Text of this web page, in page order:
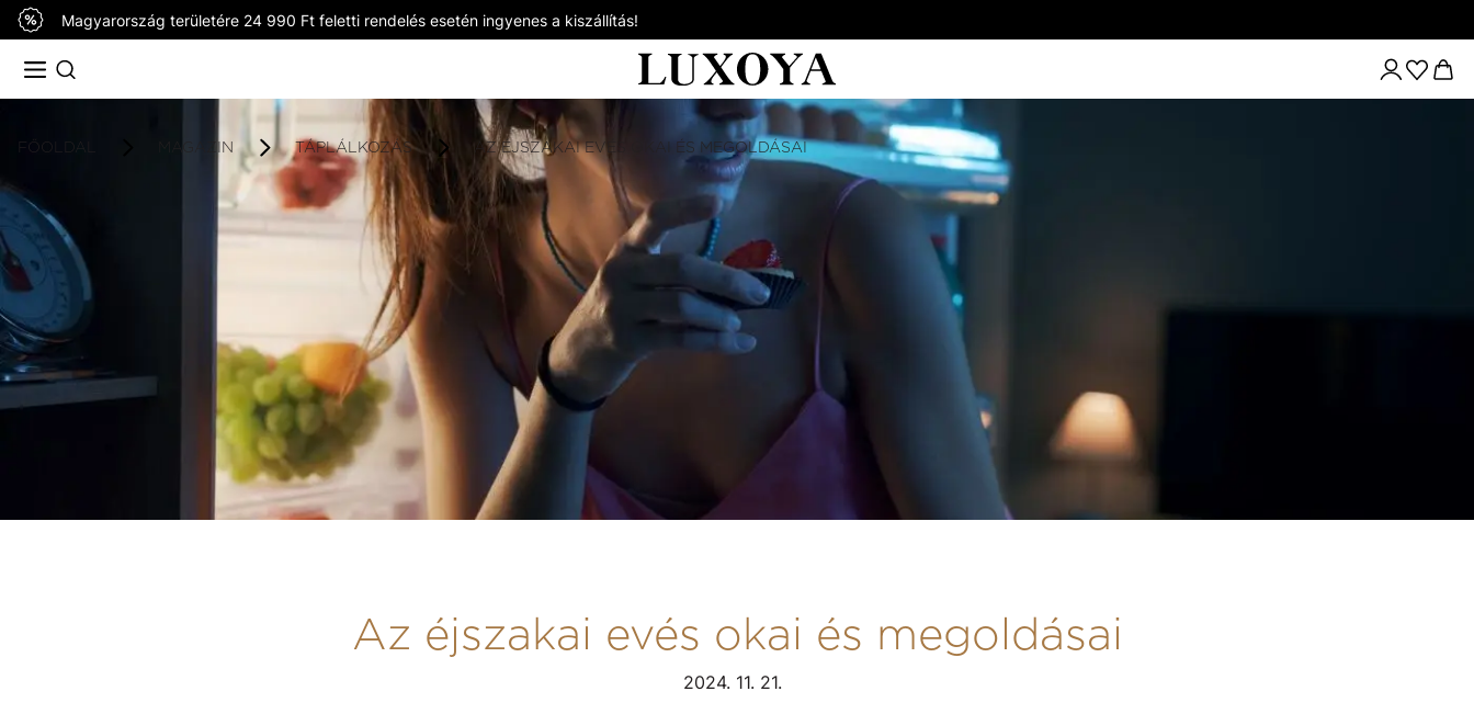
Magyarország területére 24 990 Ft feletti rendelés esetén ingyenes a kiszállítás!
FŐOLDAL MAGAZIN TÁPLÁLKOZÁS AZ ÉJSZAKAI EVÉS OKAI ÉS MEGOLDÁSAI
Az éjszakai evés okai és megoldásai
2024. 11. 21.